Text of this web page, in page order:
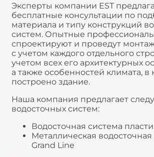
Эксперты компании EST
бесплатные консультации по
материала и типу конструкций
систем. Опытные профессионалы
спроектируют и проведут
с учетом каждого отдельного
учетом всех его архитектурных
а также особенностей климата, в
построено здание.
Наша компания предлагает
водосточных систем:
Водосточная система
Металлическая водосточная
Grand Line